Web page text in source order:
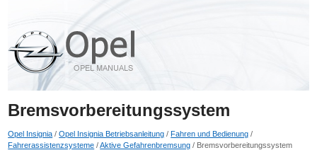
Bremsvorbereitungssystem
Opel Insignia /Opel Insignia Betriebsanleitung /Fahren und Bedienung /
Fahrerassistenzsysteme /Aktive Gefahrenbremsung / Bremsvorbereitungssystem